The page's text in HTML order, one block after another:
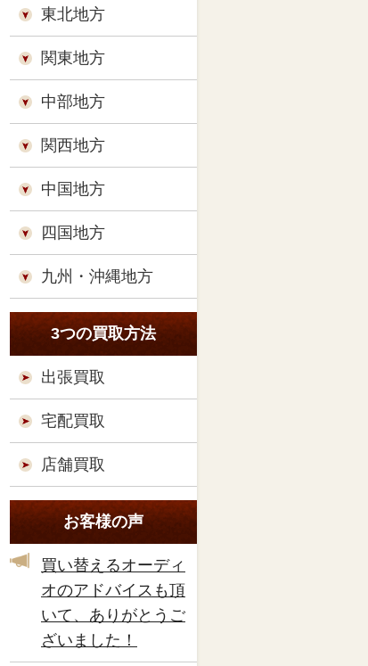
東北地方
関東地方
中部地方
関西地方
中国地方
四国地方
九州・沖縄地方
3つの買取方法
出張買取
宅配買取
店舗買取
お客様の声
買い替えるオーディ
オのアドバイスも頂
いて、ありがとうご
ざいました！